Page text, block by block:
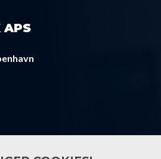
APS